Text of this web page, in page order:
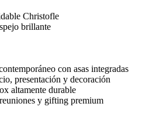
Christofle
brillante
con asas integradas
presentación y decoración
altamente durable
y gifting premium